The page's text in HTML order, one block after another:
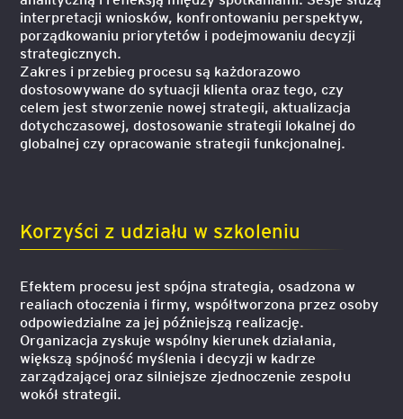
interpretacji wniosków, konfrontowaniu perspektyw,
porządkowaniu priorytetów i podejmowaniu decyzji
strategicznych.
Zakres i przebieg procesu są każdorazowo
dostosowywane do sytuacji klienta oraz tego, czy
celem jest stworzenie nowej strategii, aktualizacja
dotychczasowej, dostosowanie strategii lokalnej do
globalnej czy opracowanie strategii funkcjonalnej.
Korzyści z udziału w szkoleniu
Efektem procesu jest spójna strategia, osadzona w
realiach otoczenia i firmy, współtworzona przez osoby
odpowiedzialne za jej późniejszą realizację.
Organizacja zyskuje wspólny kierunek działania,
większą spójność myślenia i decyzji w kadrze
zarządzającej oraz silniejsze zjednoczenie zespołu
wokół strategii.